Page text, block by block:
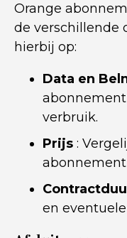
Orange
de verschillende
hierbij op:
Data en
verbruik.
Prijs :
en